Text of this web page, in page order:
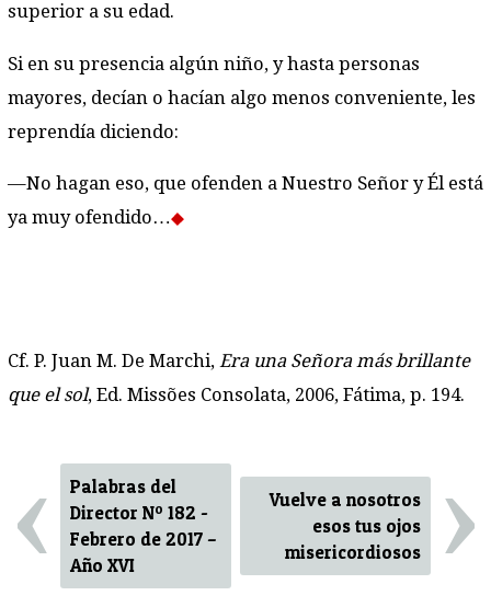
superior a su edad.
Si en su presencia algún niño, y hasta personas
mayores, decían o hacían algo menos conveniente, les
reprendía diciendo:
—No hagan eso, que ofenden a Nuestro Señor y Él está
ya muy ofendido…
Cf. P. Juan M. De Marchi, Era una Señora más brillante
que el sol, Ed. Missões Consolata, 2006, Fátima, p. 194.
‹
Palabras del
Director Nº 182 -
Febrero de 2017 –
Año XVI
Vuelve a nosotros
esos tus ojos
misericordiosos
›